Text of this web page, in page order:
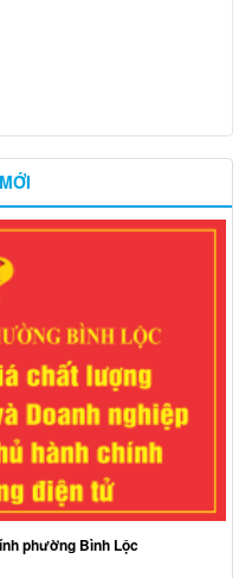
phường Bình Lộc